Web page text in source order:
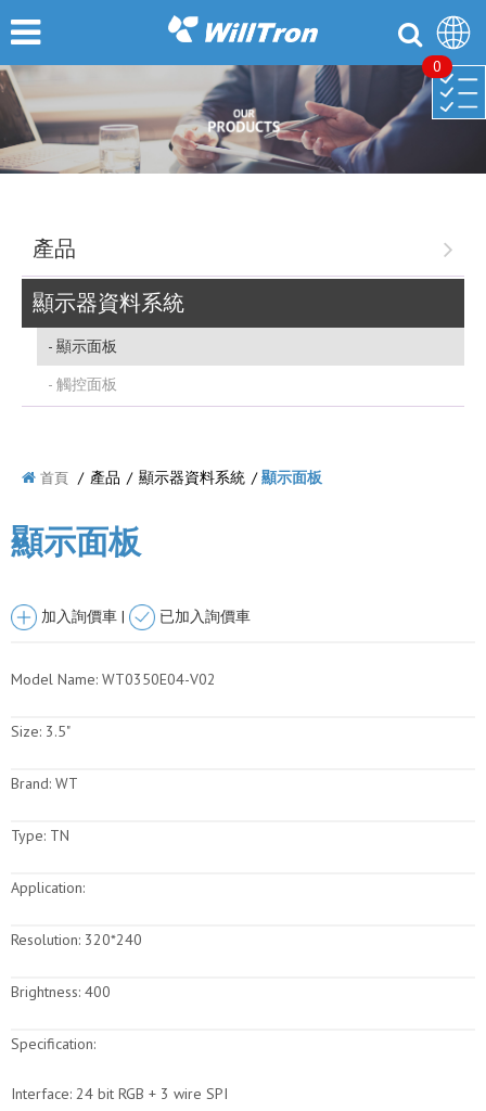
產品
顯示器資料系統
顯示面板
觸控面板
首頁 / 產品 / 顯示器資料系統 /顯示面板
0
顯示面板
加入詢價車 | 已加入詢價車
Model Name: WT0350E04-V02
Size: 3.5"
Brand: WT
Type: TN
Application:
Resolution: 320*240
Brightness: 400
Specification:
Interface: 24 bit RGB + 3 wire SPI